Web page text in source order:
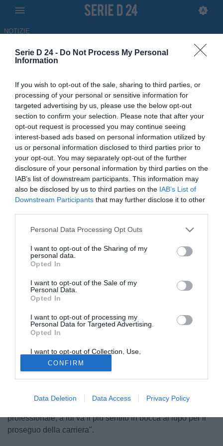
Serie D 24 - Do Not Process My Personal
Information
If you wish to opt-out of the sale, sharing to third parties, or
processing of your personal or sensitive information for
targeted advertising by us, please use the below opt-out
section to confirm your selection. Please note that after your
opt-out request is processed you may continue seeing
interest-based ads based on personal information utilized by
us or personal information disclosed to third parties prior to
your opt-out. You may separately opt-out of the further
disclosure of your personal information by third parties on the
IAB’s list of downstream participants. This information may
also be disclosed by us to third parties on the IAB’s List of
Downstream Participants that may further disclose it to other
Personal Data Processing Opt Outs
I want to opt-out of the Sharing of my
personal data.
Opted In
I want to opt-out of the Sale of my
Personal Data.
Opted In
I want to opt-out of processing my
Personal Data for Targeted Advertising.
Opted In
I want to opt-out of Collection, Use,
Retention, Sale, and/or Sharing of my
Personal Data that Is Unrelated with the
Purposes for which it was collected.
Opted Out
CONFIRM
Data Deletion Data Access Privacy Policy
NOTIZIE
Forlì, salta la panchina di
Cornacchini, torna Gadda
26.10.2021 11:10 di Redazione
ESONERATO GIOVANNI
CORNACCHINI
Giovanni Cornacchini, esonerato dal Forlì
Il Forlì ha deciso diesonerare
campionato.
Dopo un avvio abbastanza positivo con ben 5 punti nelle
prime 3 uscite ufficiali stagionali, a preoccupare è stato il
trend dell'ultimo mese: un unico successo incastonato in
alcune sconfitte alquanto rumorose con tante reti subite.
"A Cornacchini vanno i ringraziamenti per il lavoro svolto
professionale, a lui va il più sentito in bocca al lupo per il
proseguo della carriera".